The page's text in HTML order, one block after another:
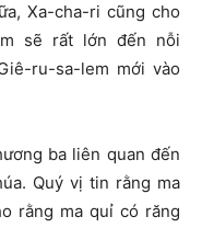
Xa-cha-ri cũng cho
sẽ rất lớn đến nỗi
ru-sa-lem mới vào
ba liên quan đến
Quý vị tin rằng ma
rằng ma quỉ có răng